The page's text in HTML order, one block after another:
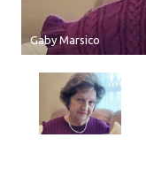
Gaby Marsico